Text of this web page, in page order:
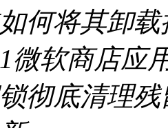
何将其卸
微软商店应
彻底清理